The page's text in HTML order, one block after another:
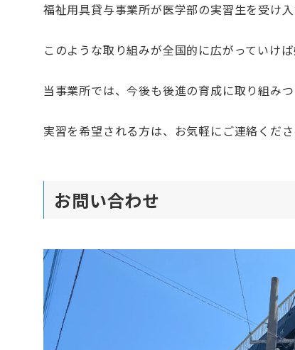
福祉用具貸与事業所が医学部の実習生を受け
このような取り組みが全国的に広がっていけば
当事業所では、今後も後進の育成に取り組み
実習を希望される方は、お気軽にご連絡くださ
お問い合わせ